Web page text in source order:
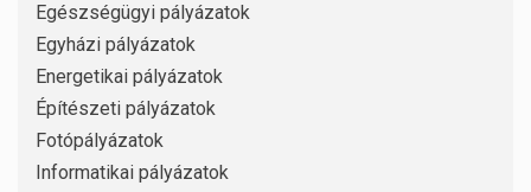
Egészségügyi pályázatok
Egyházi pályázatok
Energetikai pályázatok
Építészeti pályázatok
Fotópályázatok
Informatikai pályázatok